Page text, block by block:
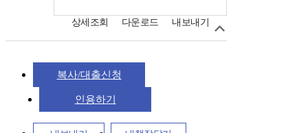
상세조회 다운로드 내보내기
복사/대출신청
인용하기